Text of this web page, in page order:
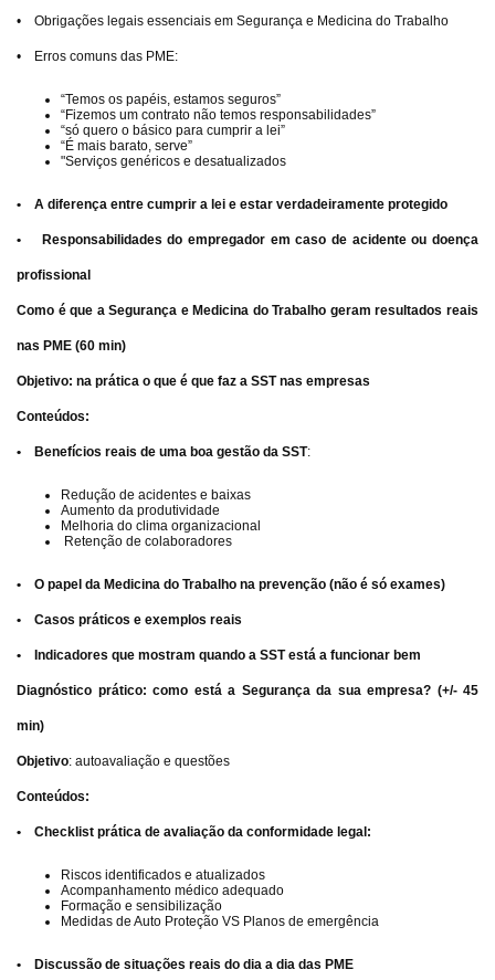
• Obrigações legais essenciais em Segurança e Medicina do Trabalho
• Erros comuns das PME:
“Temos os papéis, estamos seguros”
“Fizemos um contrato não temos responsabilidades”
“só quero o básico para cumprir a lei”
“É mais barato, serve”
"Serviços genéricos e desatualizados
• A diferença entre cumprir a lei e estar verdadeiramente protegido
• Responsabilidades do empregador em caso de acidente ou doença
profissional
Como é que a Segurança e Medicina do Trabalho geram resultados reais
nas PME (60 min)
Objetivo: na prática o que é que faz a SST nas empresas
Conteúdos:
• Benefícios reais de uma boa gestão da SST:
Redução de acidentes e baixas
Aumento da produtividade
Melhoria do clima organizacional
Retenção de colaboradores
• O papel da Medicina do Trabalho na prevenção (não é só exames)
• Casos práticos e exemplos reais
• Indicadores que mostram quando a SST está a funcionar bem
Diagnóstico prático: como está a Segurança da sua empresa? (+/- 45
min)
Objetivo: autoavaliação e questões
Conteúdos:
• Checklist prática de avaliação da conformidade legal:
Riscos identificados e atualizados
Acompanhamento médico adequado
Formação e sensibilização
Medidas de Auto Proteção VS Planos de emergência
• Discussão de situações reais do dia a dia das PME